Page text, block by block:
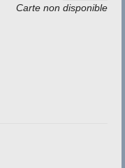
Carte non disponible